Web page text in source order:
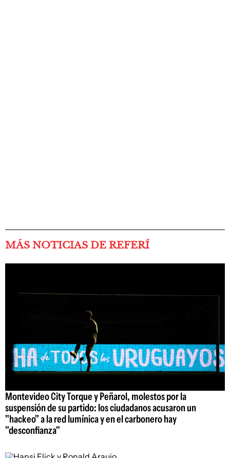
MÁS NOTICIAS DE REFERÍ
Montevideo City Torque y Peñarol, molestos por la
suspensión de su partido: los ciudadanos acusaron un
"hackeo" a la red lumínica y en el carbonero hay
"desconfianza"